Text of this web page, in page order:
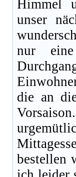
Himmel
unser
nur
die an
bestellen